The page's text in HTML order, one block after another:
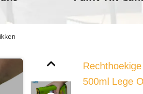
500ml Lege